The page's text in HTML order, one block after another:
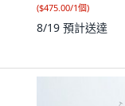
($475.00/1個)
8/19 預計送達